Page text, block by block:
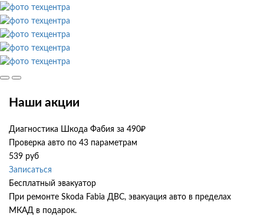
Наши акции
Диагностика Шкода Фабия за 490₽
Проверка авто по 43 параметрам
539 руб
Записаться
Бесплатный эвакуатор
При ремонте Skoda Fabia ДВС, эвакуация авто в пределах
МКАД в подарок.